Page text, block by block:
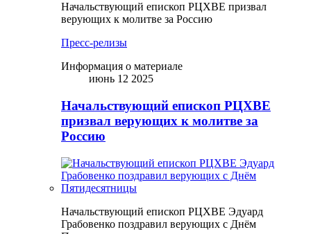
Начальствующий епископ РЦХВЕ призвал
верующих к молитве за Россию
Пресс-релизы
Информация о материале
июнь 12 2025
Начальствующий епископ РЦХВЕ
призвал верующих к молитве за
Россию
Начальствующий епископ РЦХВЕ Эдуард
Грабовенко поздравил верующих с Днём